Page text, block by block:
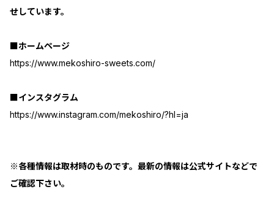
せしています。
■ホームページ
https://www.mekoshiro-sweets.com/
■インスタグラム
https://www.instagram.com/mekoshiro/?hl=ja
※各種情報は取材時のものです。最新の情報は公式サイトなどで
ご確認下さい。